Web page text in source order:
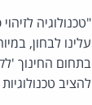
"טכנולוגיה
עלינו לבחון,
בתחום החינוך
להציב